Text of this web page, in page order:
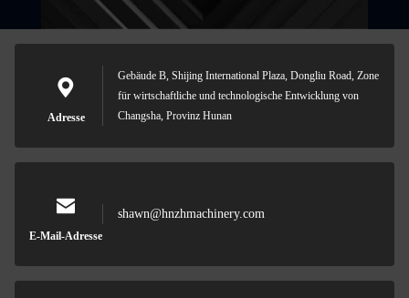
Adresse
Gebäude B, Shijing International Plaza, Dongliu Road, Zone
für wirtschaftliche und technologische Entwicklung von
Changsha, Provinz Hunan
E-Mail-Adresse
shawn@hnzhmachinery.com